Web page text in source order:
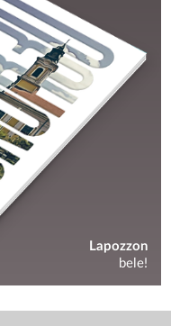
Lapozzon
bele!